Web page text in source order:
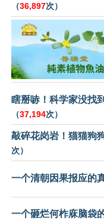
（36,897次）
瞎掰哧！科学家没找
（37,194次）
敲碎花岗岩！猫猫狗
次）
一个清朝因果报应的
一个砸烂何柞庥脑袋